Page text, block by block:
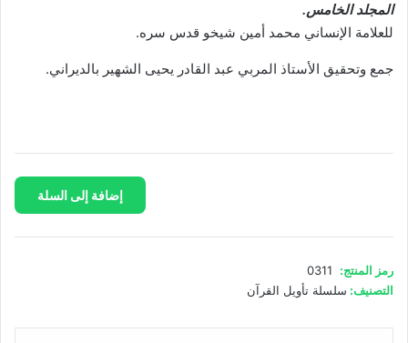
المجلد الخامس.
للعلامة الإنساني محمد أمين شيخو قدس سره.
جمع وتحقيق الأستاذ المربي عبد القادر يحيى الشهير بالديراني.
العظيم-
5
إضافة إلى السلة
رمز المنتج:
0311
التصنيف: سلسلة تأويل القرآن